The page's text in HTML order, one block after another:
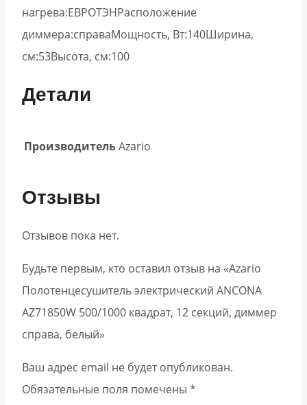
нагрева:ЕВРОТЭНРасположение
диммера:справаМощность, Вт:140Ширина,
см:53Высота, см:100
Детали
ПроизводительAzario
Отзывы
Отзывов пока нет.
Будьте первым, кто оставил отзыв на «Azario
Полотенцесушитель электрический ANCONA
AZ71850W 500/1000 квадрат, 12 секций, диммер
справа, белый»
Ваш адрес email не будет опубликован.
Обязательные поля помечены *